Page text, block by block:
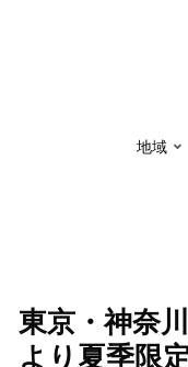
地域
東京・神奈
より夏季限